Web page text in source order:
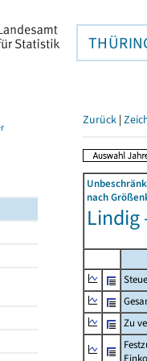
Zurück |
nach
Lindig
Zu